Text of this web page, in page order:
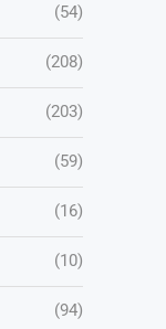
(54)
(208)
(203)
(59)
(16)
(10)
(94)